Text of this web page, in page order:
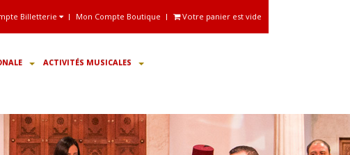
Billetterie Mon Compte Boutique Votre panier est vide
ACTIVITÉS MUSICALES